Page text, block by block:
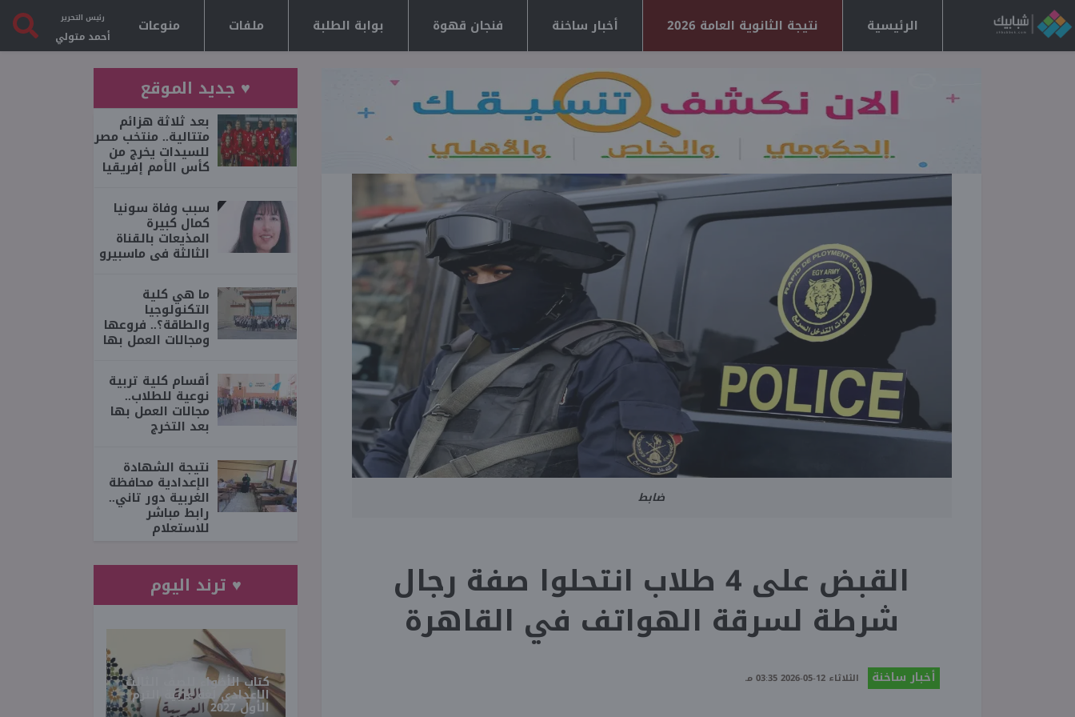
الرئيسية نتيجة الثانوية العامة 2026 أخبار ساخنة فنجان قهوة بوابة الطلبة ملفات منوعات رئيس التحرير
أحمد متولي
ضابط
القبض على 4 طلاب انتحلوا صفة رجال
شرطة لسرقة الهواتف في القاهرة
أخبار ساخنة الثلاثاء 12-05-2026 03:35 مـ
♥ جديد الموقع
بعد ثلاثة هزائم
متتالية.. منتخب مصر
للسيدات يخرج من
كأس الأمم إفريقيا
سبب وفاة سونيا
كمال كبيرة
المذيعات بالقناة
الثالثة فى ماسبيرو
ما هي كلية
التكنولوجيا
والطاقة؟.. فروعها
ومجالات العمل بها
أقسام كلية تربية
نوعية للطلاب..
مجالات العمل بها
بعد التخرج
نتيجة الشهادة
الإعدادية محافظة
الغربية دور تاني..
رابط مباشر
للاستعلام
♥ ترند اليوم
كتاب الأضواء للصف الثالث
الإعدادي لغة عربية الترم
الأول 2027